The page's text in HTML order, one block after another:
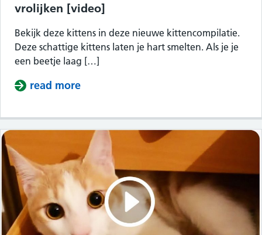
vrolijken [video]
Bekijk deze kittens in deze nieuwe kittencompilatie.
Deze schattige kittens laten je hart smelten. Als je je
een beetje laag […]
read more